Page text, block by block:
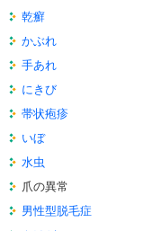
乾癬
かぶれ
手あれ
にきび
帯状疱疹
いぼ
水虫
爪の異常
男性型脱毛症